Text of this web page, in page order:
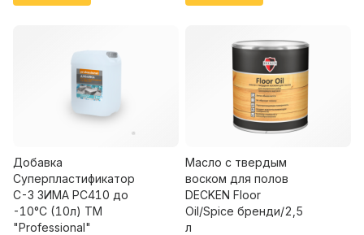
Добавка
Суперпластификатор
С-3 ЗИМА РС410 до
-10°C (10л) ТМ
"Professional"
Масло с твердым
воском для полов
DECKEN Floor
Oil/Spice бренди/2,5
л